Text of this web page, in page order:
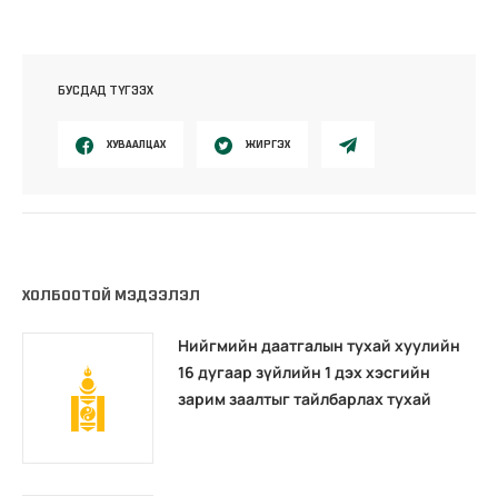
БУСДАД ТҮГЭЭХ
ХУВААЛЦАХ ЖИРГЭХ
ХОЛБООТОЙ МЭДЭЭЛЭЛ
Нийгмийн даатгалын тухай хуулийн
16 дугаар зүйлийн 1 дэх хэсгийн
зарим заалтыг тайлбарлах тухай